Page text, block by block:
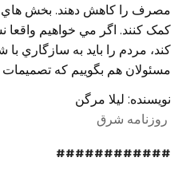
مصرف را کاهش دهند. بخش هاي
کمک کنند. اگر مي خواهيم واقعا
کند، مردم را بايد به سازگاري
مسئولان هم بگوييم که تصميمات
نويسنده: ليلا مرگن
روزنامه شرق
############